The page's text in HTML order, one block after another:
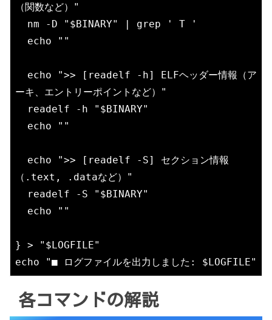
（関数など）"
ーキ、エントリーポイントなど）"
（.text, .dataなど）"
} > "$LOGFILE"
echo "■ ログファイルを出力しました: $LOGFILE"
各コマンドの解説